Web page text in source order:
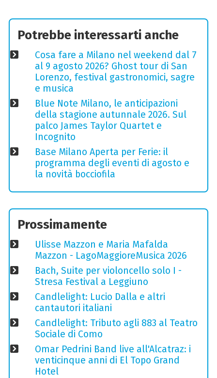
Potrebbe interessarti anche
Cosa fare a Milano nel weekend dal 7
al 9 agosto 2026? Ghost tour di San
Lorenzo, festival gastronomici, sagre
e musica
Blue Note Milano, le anticipazioni
della stagione autunnale 2026. Sul
palco James Taylor Quartet e
Incognito
Base Milano Aperta per Ferie: il
programma degli eventi di agosto e
la novità bocciofila
Prossimamente
Ulisse Mazzon e Maria Mafalda
Mazzon - LagoMaggioreMusica 2026
Bach, Suite per violoncello solo I -
Stresa Festival a Leggiuno
Candlelight: Lucio Dalla e altri
cantautori italiani
Candlelight: Tributo agli 883 al Teatro
Sociale di Como
Omar Pedrini Band live all'Alcatraz: i
venticinque anni di El Topo Grand
Hotel